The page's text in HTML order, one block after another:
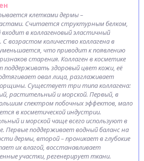
клетками дермы –
Считается структурным белком,
в коллагеновый эластичный
С возрастом количество коллагена в
что приводит к появлению
старения. Коллаген в косметике
поддерживать здоровый цвет кожи, её
овал лица, разглаживает
Существует три типа коллагена:
растительный и морской. Первый, в
спектром побочных эффектов, мало
в косметической индустрии.
и морской чаще всего используют в
Первые поддерживает водный баланс на
дермы, второй – проникает в глубокие
их влагой, восстанавливает
участки, регенерирует ткани.